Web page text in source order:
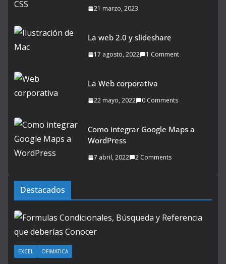
21 marzo, 2023
La web 2.0 y slideshare
17 agosto, 2022 1 Comment
La Web corporativa
22 mayo, 2022 0 Comments
Como integrar Google Maps a
WordPress
7 abril, 2022 2 Comments
Destacados
EXCEL OFIMATICA